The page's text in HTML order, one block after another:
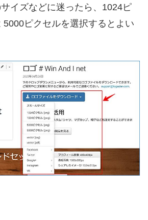
イズなどに迷ったら、1024ピ
5000ピクセルを選択するとよい